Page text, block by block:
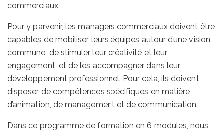
commerciaux.
Pour y parvenir, les managers commerciaux doivent être
capables de mobiliser leurs équipes autour d’une vision
commune, de stimuler leur créativité et leur
engagement, et de les accompagner dans leur
développement professionnel. Pour cela, ils doivent
disposer de compétences spécifiques en matière
d’animation, de management et de communication.
Dans ce programme de formation en 6 modules, nous